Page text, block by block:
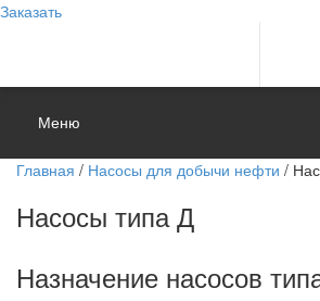
Заказать
Меню
Главная / Насосы для добычи нефти /
Насосы типа Д
Назначение насосов